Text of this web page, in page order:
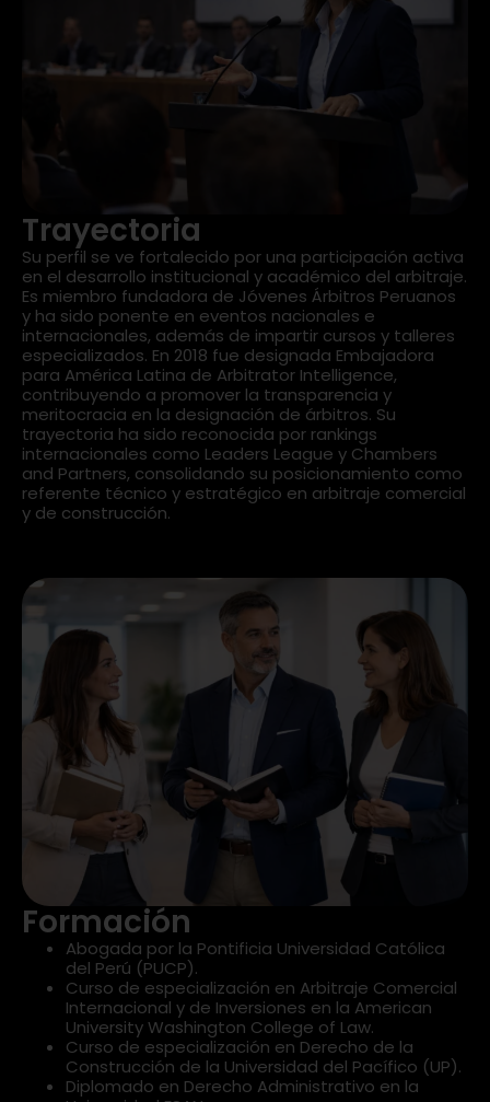
Trayectoria
Su perfil se ve fortalecido por una participación activa
en el desarrollo institucional y académico del arbitraje.
Es miembro fundadora de Jóvenes Árbitros Peruanos
y ha sido ponente en eventos nacionales e
internacionales, además de impartir cursos y talleres
especializados. En 2018 fue designada Embajadora
para América Latina de Arbitrator Intelligence,
contribuyendo a promover la transparencia y
meritocracia en la designación de árbitros. Su
trayectoria ha sido reconocida por rankings
internacionales como Leaders League y Chambers
and Partners, consolidando su posicionamiento como
referente técnico y estratégico en arbitraje comercial
y de construcción.
Formación
Abogada por la Pontificia Universidad Católica
del Perú (PUCP).
Curso de especialización en Arbitraje Comercial
Internacional y de Inversiones en la American
University Washington College of Law.
Curso de especialización en Derecho de la
Construcción de la Universidad del Pacífico (UP).
Diplomado en Derecho Administrativo en la